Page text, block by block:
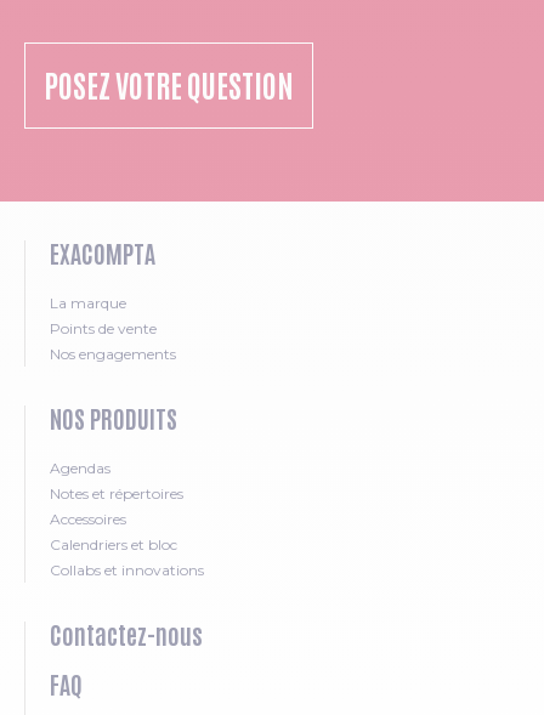
POSEZ VOTRE QUESTION
EXACOMPTA
La marque
Points de vente
Nos engagements
NOS PRODUITS
Agendas
Notes et répertoires
Accessoires
Calendriers et bloc
Collabs et innovations
Contactez-nous
FAQ